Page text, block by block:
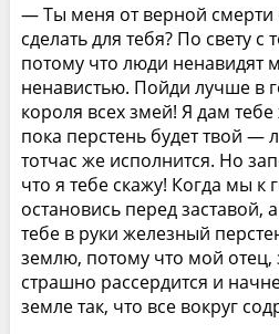
— Ты меня от верной смерти
сделать для тебя? По свету с
потому что люди ненавидят
ненавистью. Пойди лучше в
короля всех змей! Я дам
пока перстень будет твой —
тотчас же исполнится. Но
что я тебе скажу! Когда мы к
остановись перед заставой,
тебе в руки железный
землю, потому что мой
страшно рассердится и
земле так, что все вокруг